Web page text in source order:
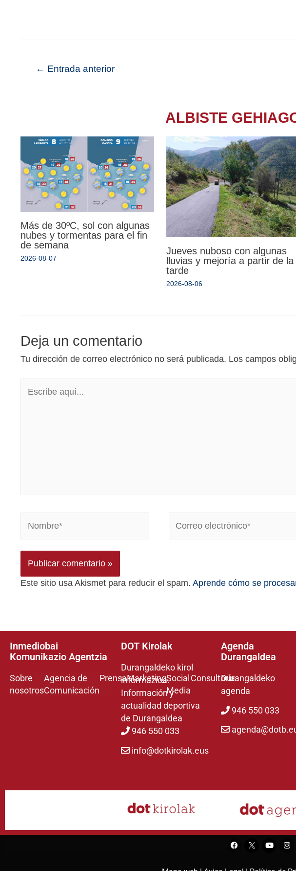
← Entrada anterior
ALBISTE
Más de 30ºC, sol con algunas
nubes y tormentas para el fin
de semana
2026-08-07
Jueves nuboso con algunas
lluvias y mejoría a partir de la
tarde
2026-08-06
Deja un comentario
Tu dirección de correo electrónico no será publicada. Los campos
Este sitio usa Akismet para reducir el spam. Aprende cómo se
Inmediobai
Komunikazio Agentzia
Sobre
nosotros
Agencia de
Comunicación
PrensaMarketingSocial
Media
Consultoría
DOT Kirolak
Durangaldeko kirol
informazioa.
Información y
actualidad deportiva
de Durangaldea
946 550 033
info@dotkirolak.eus
Agenda
Durangaldea
Durangaldeko
agenda
946 550 033